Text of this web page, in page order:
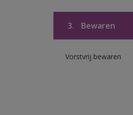
3. Bewaren
Vorstvrij bewaren